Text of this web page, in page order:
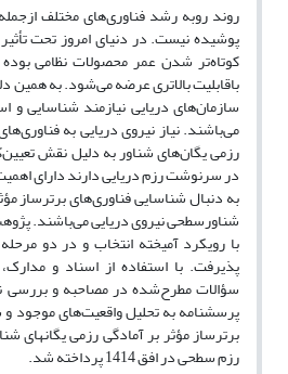
روند روبه رشد فناوری‌های مختلف
پوشیده نیست. در دنیای امروز تحت
کوتاه‌تر شدن عمر محصولات نظامی
باقابلیت بالاتری عرضه می‌شود. به همین
سازمان‌های دریایی نیازمند شناسایی و
می‌باشند. نیاز نیروی دریایی به
رزمی یگان‌های شناور به دلیل نقش
در سرنوشت رزم دریایی دارند دارای
به دنبال شناسایی فناوری‌های برترساز
شناورسطحی نیروی دریایی می‌باشند.
با رویکرد آمیخته انتخاب و در دو
پذیرفت. با استفاده از اسناد و
سؤالات مطرح‌شده در مصاحبه و بررسی
پرسشنامه به تحلیل واقعیت‌های موجود
برترساز مؤثر بر آمادگی رزمی یگانهای
رزم سطحی در افق 1414 پرداخته شد.